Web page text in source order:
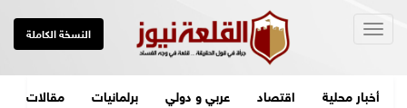
النسخة الكاملة
أخبار محلية اقتصاد عربي و دولي برلمانيات مقالات